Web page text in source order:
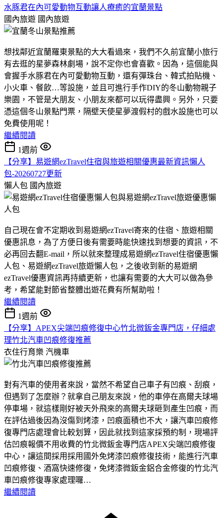
水豚君在內可愛動物互動讓人療癒的宜蘭景點
國內旅遊 國內旅遊
想找鄰近宜蘭羅東景點的大大看過來，我們不久前宜蘭小旅行
有去逛的星夢森林劇場，說不定你也會喜歡。因為，這個能與
會握手水豚君在內可愛動物互動，還有彈珠台、韓式拍貼機、
小火車、餐飲…等設施，並且可進行手作DIY的冬山動物親子
樂園，不管是大朋友、小朋友來都可以玩得盡興。另外，只要
憑這個冬山景點門票，隔壁天使星夢渡假村的戲水設施也可以
免費使用呢！
繼續閱讀
1週前
【分享】易遊網ezTravel住宿與旅遊相關優惠最新資訊懶人
包-20260727更新
懶人包 國內旅遊
自己現在會不定期收到易遊網ezTravel寄來的住宿、旅遊相關
優惠訊息，為了方便日後有需要時能快速找到想要的資訊，不
必再回去翻E-mail，所以就來整理成易遊網ezTravel住宿優惠懶
人包、易遊網ezTravel旅遊懶人包，之後收到新的易遊網
ezTravel優惠資訊再持續更新，也讓有需要的大大可以做為參
考，希望能對節省整體出遊花費有所幫助啦！
繼續閱讀
1週前
【分享】APEX尖端凹痕修復中心竹北微鈑金專門店，仔細處
理竹北汽車凹痕修復推薦
衣住行育樂 汽機車
對有汽車的使用者來說，當然不希望自己車子有凹痕、刮痕，
但遇到了怎麼辦？就拿自己朋友來說，他的車停在高爾夫球場
停車場，就這樣剛好被天外飛來的高爾夫球砸到產生凹痕，而
在評估過後因為沒傷到烤漆，凹痕面積也不大，讓汽車凹痕修
復專門店處理會比較划算，因此就找到這家採預約制，現場評
估凹痕報價不用收費的竹北微鈑金專門店APEX尖端凹痕修復
中心，讓這間採用採用國外免烤漆凹痕修復技術，能進行汽車
凹痕修復、酒窩快速修復，免烤漆微鈑金鋁合金修復的竹北汽
車凹痕修復專家處理囉…
繼續閱讀